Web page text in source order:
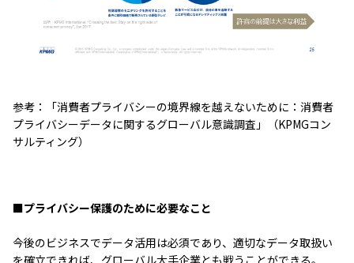
参考：「消費者プライバシーの境界線を越えないために：消費者
プライバシーデータに関するグローバル意識調査」（KPMGコン
サルティング）
■プライバシー保護のために必要なこと
今後のビジネスでデータ活用は必須であり、適切なデータ取扱い